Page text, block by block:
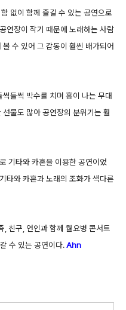
없이 함께 즐길 수 있는 공연으로
연장이 작기 때문에 노래하는 사람
수 있어 그 감동이 훨씬 배가되어
들썩 박수를 치며 흥이 나는 무대
물도 많아 공연장의 분위기는 훨
기타와 카혼을 이용한 공연이었
타와 카혼과 노래의 조화가 색다른
, 친구, 연인과 함께 월요병 콘서트
수 있는 공연이다.Ahn